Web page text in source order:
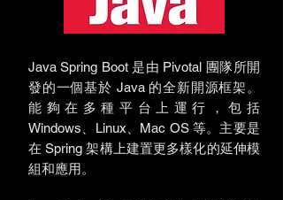
Java Spring Boot 是由 Pivotal 團隊所開
發的一個基於 Java 的全新開源框架。
能夠在多種平台上運行，包括
Windows、Linux、Mac OS 等。主要是
在 Spring 架構上建置更多樣化的延伸模
組和應用。